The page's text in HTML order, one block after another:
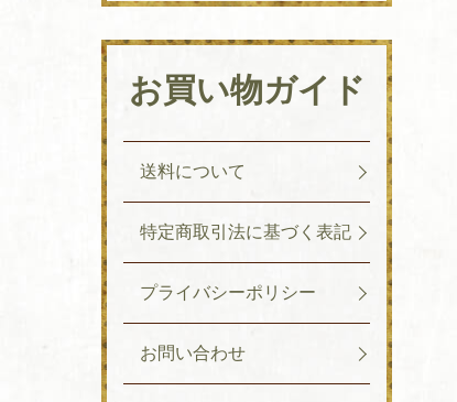
お買い物ガイド
送料について
特定商取引法に基づく表記
プライバシーポリシー
お問い合わせ